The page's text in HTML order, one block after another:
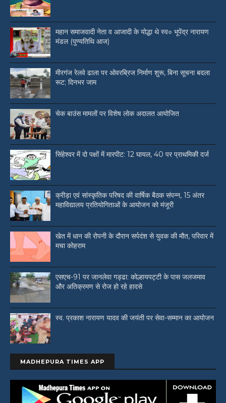
महान समाजवादी नेता व आजादी के योद्धा थे स्व० भूपेंद्र नारायण
मंडल (पुण्यतिथि आज)
मीरगंज रेलवे ढाला पर ओवरब्रिज निर्माण शुरू, बिना सूचना बदला
रूट; दिनभर जाम
चेक बाउंस मामलों पर विशेष लोक अदालत आयोजित
सिंहेश्वर में दो पक्षों में मारपीट: 12 घायल, 40 पर प्राथमिकी दर्ज
क्रीड़ा एवं सांस्कृतिक परिषद की वार्षिक बैठक संपन्न, 15 अंतर
महाविद्यालय प्रतियोगिताओं के आयोजन को मंजूरी
खेत में धान की रोपनी के दौरान सर्पदंश से युवक की मौत, परिवार में
मचा कोहराम
एसएच-91 पर जानलेवा गड्ढा: कोल्हायपट्टी के पास जलजमाव
और अतिक्रमण से रोज हो रहे हादसे
स्व. प्रकाश नारायण यादव की जयंती पर सेवा-सम्मान का आयोजन
MADHEPURA TIMES APP